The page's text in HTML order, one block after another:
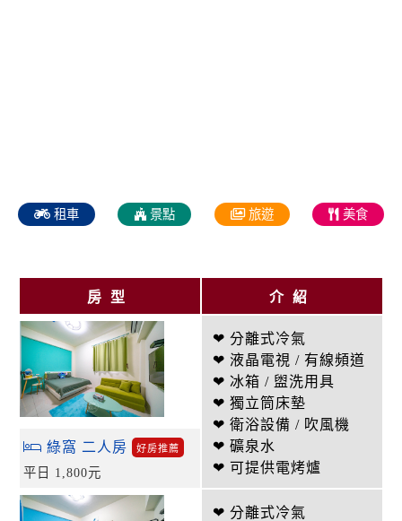
租車 景點 旅遊 美食
房型 介紹
❤ 分離式冷氣
❤ 液晶電視 / 有線頻道
❤ 冰箱 / 盥洗用具
❤ 獨立筒床墊
❤ 衛浴設備 / 吹風機
❤ 礦泉水
❤ 可提供電烤爐
綠窩 二人房 好房推薦
平日 1,800元
❤ 分離式冷氣